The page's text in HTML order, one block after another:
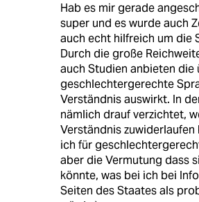
Hab es mir gerade
super und es wurde auch
auch echt hilfreich um die
Durch die große
auch Studien anbieten die
geschlechtergerechte
Verständnis auswirkt. In
nämlich drauf verzichtet,
Verständnis
ich für
aber die Vermutung dass
könnte, was bei ich bei
Seiten des Staates als